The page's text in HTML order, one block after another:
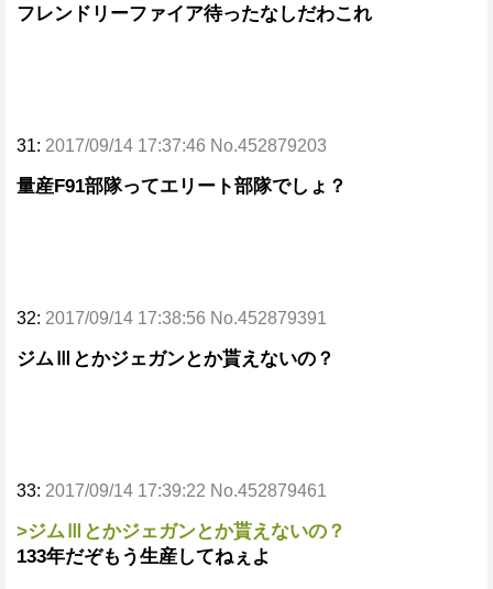
フレンドリーファイア待ったなしだわこれ
31: 2017/09/14 17:37:46 No.452879203
量産F91部隊ってエリート部隊でしょ？
32: 2017/09/14 17:38:56 No.452879391
ジムⅢとかジェガンとか貰えないの？
33: 2017/09/14 17:39:22 No.452879461
>ジムⅢとかジェガンとか貰えないの？
133年だぞもう生産してねぇよ